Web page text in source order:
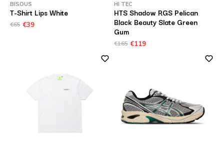
BISOUS
T-Shirt Lips White
€65 €39
HI TEC
HTS Shadow RGS Pelican
Black Beauty Slate Green
Gum
€165 €119